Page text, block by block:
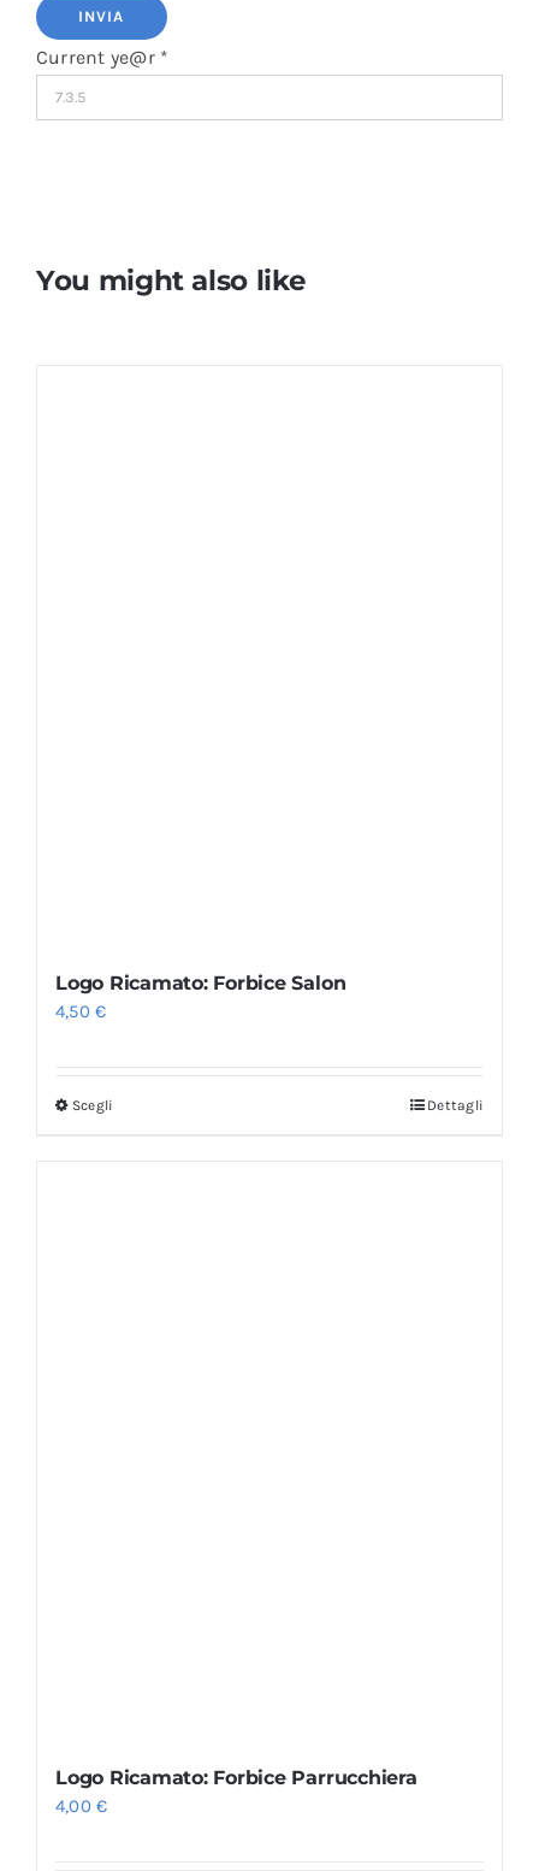
Current ye@r *
You might also like
Logo Ricamato: Forbice Salon
4,50€
Scegli Dettagli
Logo Ricamato: Forbice Parrucchiera
4,00€